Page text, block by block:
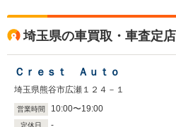
埼玉県の車買取・車査定
Ｃｒｅｓｔ Ａｕｔｏ
埼玉県熊谷市広瀬１２４－１
営業時間 10:00〜19:00
定休日
-